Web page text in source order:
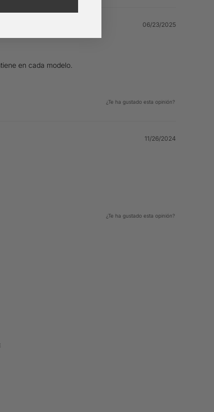
06/23/2025
en cada modelo.
¿Te ha gustado esta opinión?
11/26/2024
¿Te ha gustado esta opinión?